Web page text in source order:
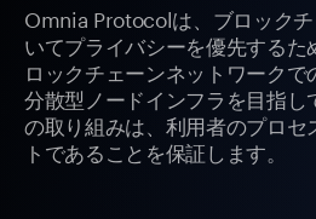
Omnia Protocolは、ブロック
いてプライバシーを優先する
ロックチェーンネットワーク
分散型ノードインフラを目指
の取り組みは、利用者のプロ
トであることを保証します。